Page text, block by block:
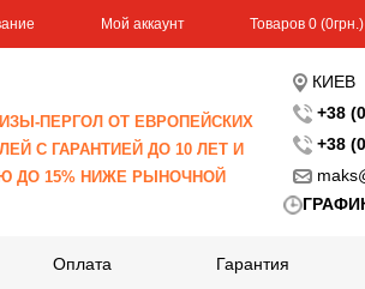
Мой аккаунт Toвapoв 0 (0гpн.)
ПЕРГОЛ ОТ ЕВРОПЕЙСКИХ
С ГАРАНТИЕЙ ДО 10 ЛЕТ И
ДО 15% НИЖЕ РЫНОЧНОЙ
КИЕВ
+38
+38
Оплата Гарантия